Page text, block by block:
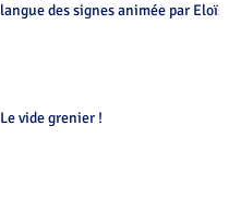
langue des signes animée par Eloïse
Le vide grenier !